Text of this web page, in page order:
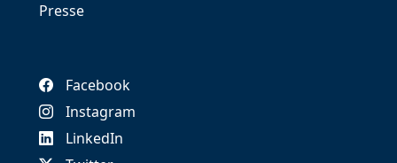
Presse
Facebook
Instagram
LinkedIn